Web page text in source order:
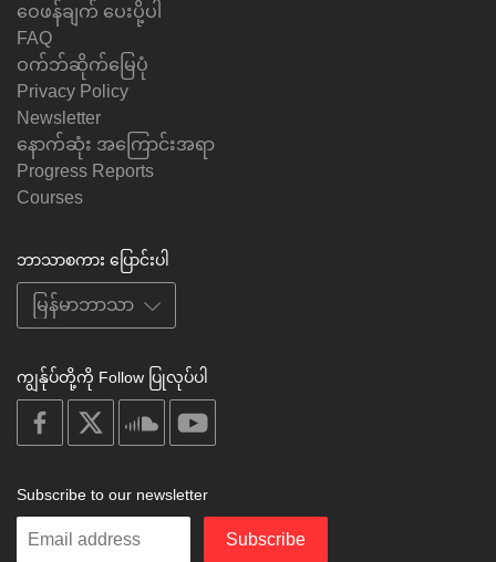
ဝေဖန်ချက် ပေးပို့ပါ
FAQ
ဝက်ဘ်ဆိုက်မြေပုံ
Privacy Policy
Newsletter
နောက်ဆုံး အကြောင်းအရာ
Progress Reports
Courses
ဘာသာစကား ပြောင်းပါ
ကျွန်ုပ်တို့ကို Follow ပြုလုပ်ပါ
on
facebook
soundcloud
Subscribe to our newsletter
Enter
Subscribe